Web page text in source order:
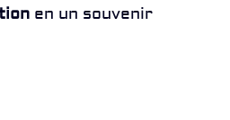
en un souvenir